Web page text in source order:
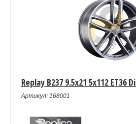
Replay B237 9.5x21 5x112 ET36
Артикул: 168001